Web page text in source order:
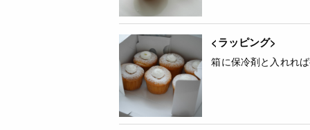
<ラッピング>
箱に保冷剤と入れれ